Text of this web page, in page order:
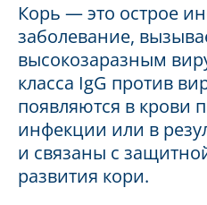
Корь — это острое
заболевание,
высокозаразным
класса IgG против
появляются в крови
инфекции или в
и связаны с
развития кори.